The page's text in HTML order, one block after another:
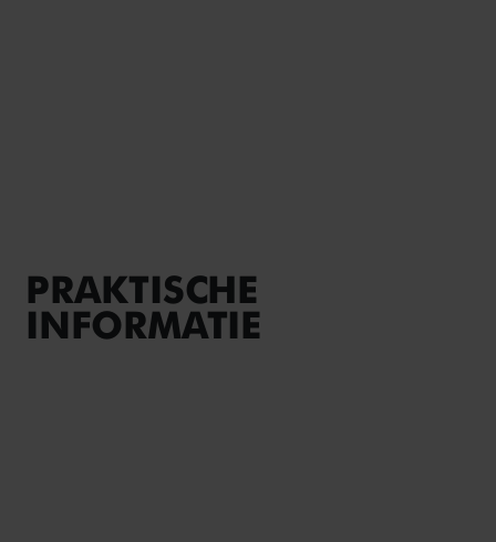
PRAKTISCHE
INFORMATIE